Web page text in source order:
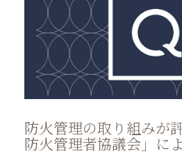
防火管理の取り組みが
防火管理者協議会」に